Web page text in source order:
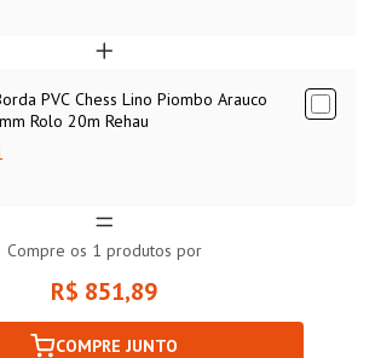
PVC Chess Lino Piombo Arauco
Rolo 20m Rehau
Compre os 1 produtos por
R$ 851,89
COMPRE JUNTO